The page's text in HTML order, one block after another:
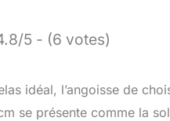
5 - (6 votes)
idéal, l’angoisse de
se présente comme la